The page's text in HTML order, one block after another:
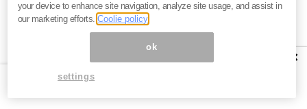
はなくて、そもそもこういった要因によってインフレ
自体が進んでない。
だから日本の商品は安いということが挙げられるわけ
です。実際海外では、結構ひどいことになっていま
す。
×
your device to enhance site navigation, analyze site usage, and assist in
our marketing efforts.Coolie policy
ok
settings